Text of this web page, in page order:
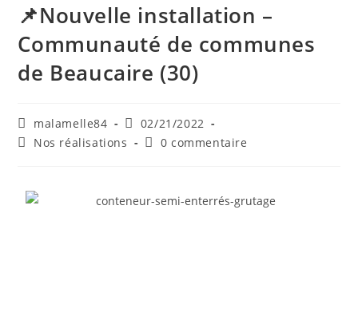
📌Nouvelle installation –
Communauté de communes
de Beaucaire (30)
malamelle84
02/21/2022
Nos réalisations
0 commentaire